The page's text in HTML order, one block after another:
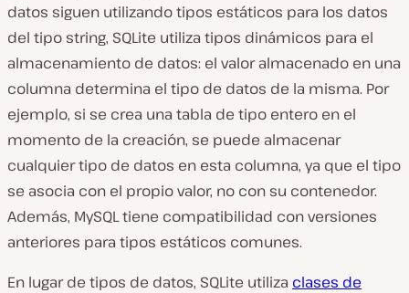
datos siguen utilizando tipos estáticos para los datos
del tipo string, SQLite utiliza tipos dinámicos para el
almacenamiento de datos: el valor almacenado en una
columna determina el tipo de datos de la misma. Por
ejemplo, si se crea una tabla de tipo entero en el
momento de la creación, se puede almacenar
cualquier tipo de datos en esta columna, ya que el tipo
se asocia con el propio valor, no con su contenedor.
Además, MySQL tiene compatibilidad con versiones
anteriores para tipos estáticos comunes.
En lugar de tipos de datos, SQLite utiliza clases de